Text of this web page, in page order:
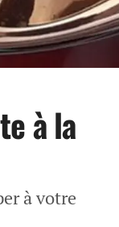
à la
à votre